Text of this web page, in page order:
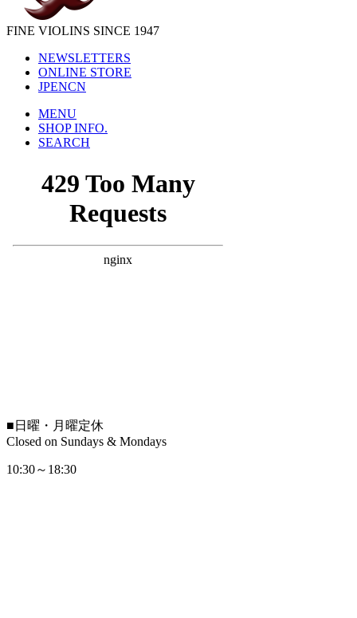
FINE VIOLINS SINCE 1947
NEWSLETTERS
ONLINE STORE
JPENCN
MENU
SHOP INFO.
SEARCH
■ 日曜・月曜定休
Closed on Sundays & Mondays
10:30～18:30